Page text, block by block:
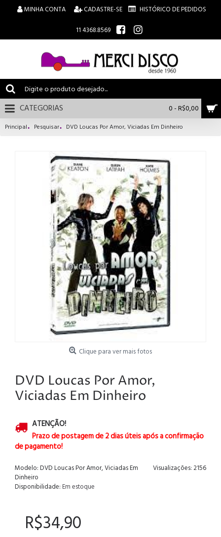
MINHA CONTA CADASTRE-SE
HISTÓRICO DE PEDIDOS
11 4368.8569
0 - R$0,00
CATEGORIAS
Principal Pesquisar DVD Loucas Por Amor, Viciadas Em Dinheiro
Clique para ver mais fotos
DVD Loucas Por Amor,
Viciadas Em Dinheiro
ATENÇÃO!
Prazo de postagem de 2 dias úteis após a confirmação
de pagamento!
Visualizações: 2156
Modelo:DVD Loucas Por Amor, Viciadas Em
Dinheiro
Disponibilidade:Em estoque
R$34,90